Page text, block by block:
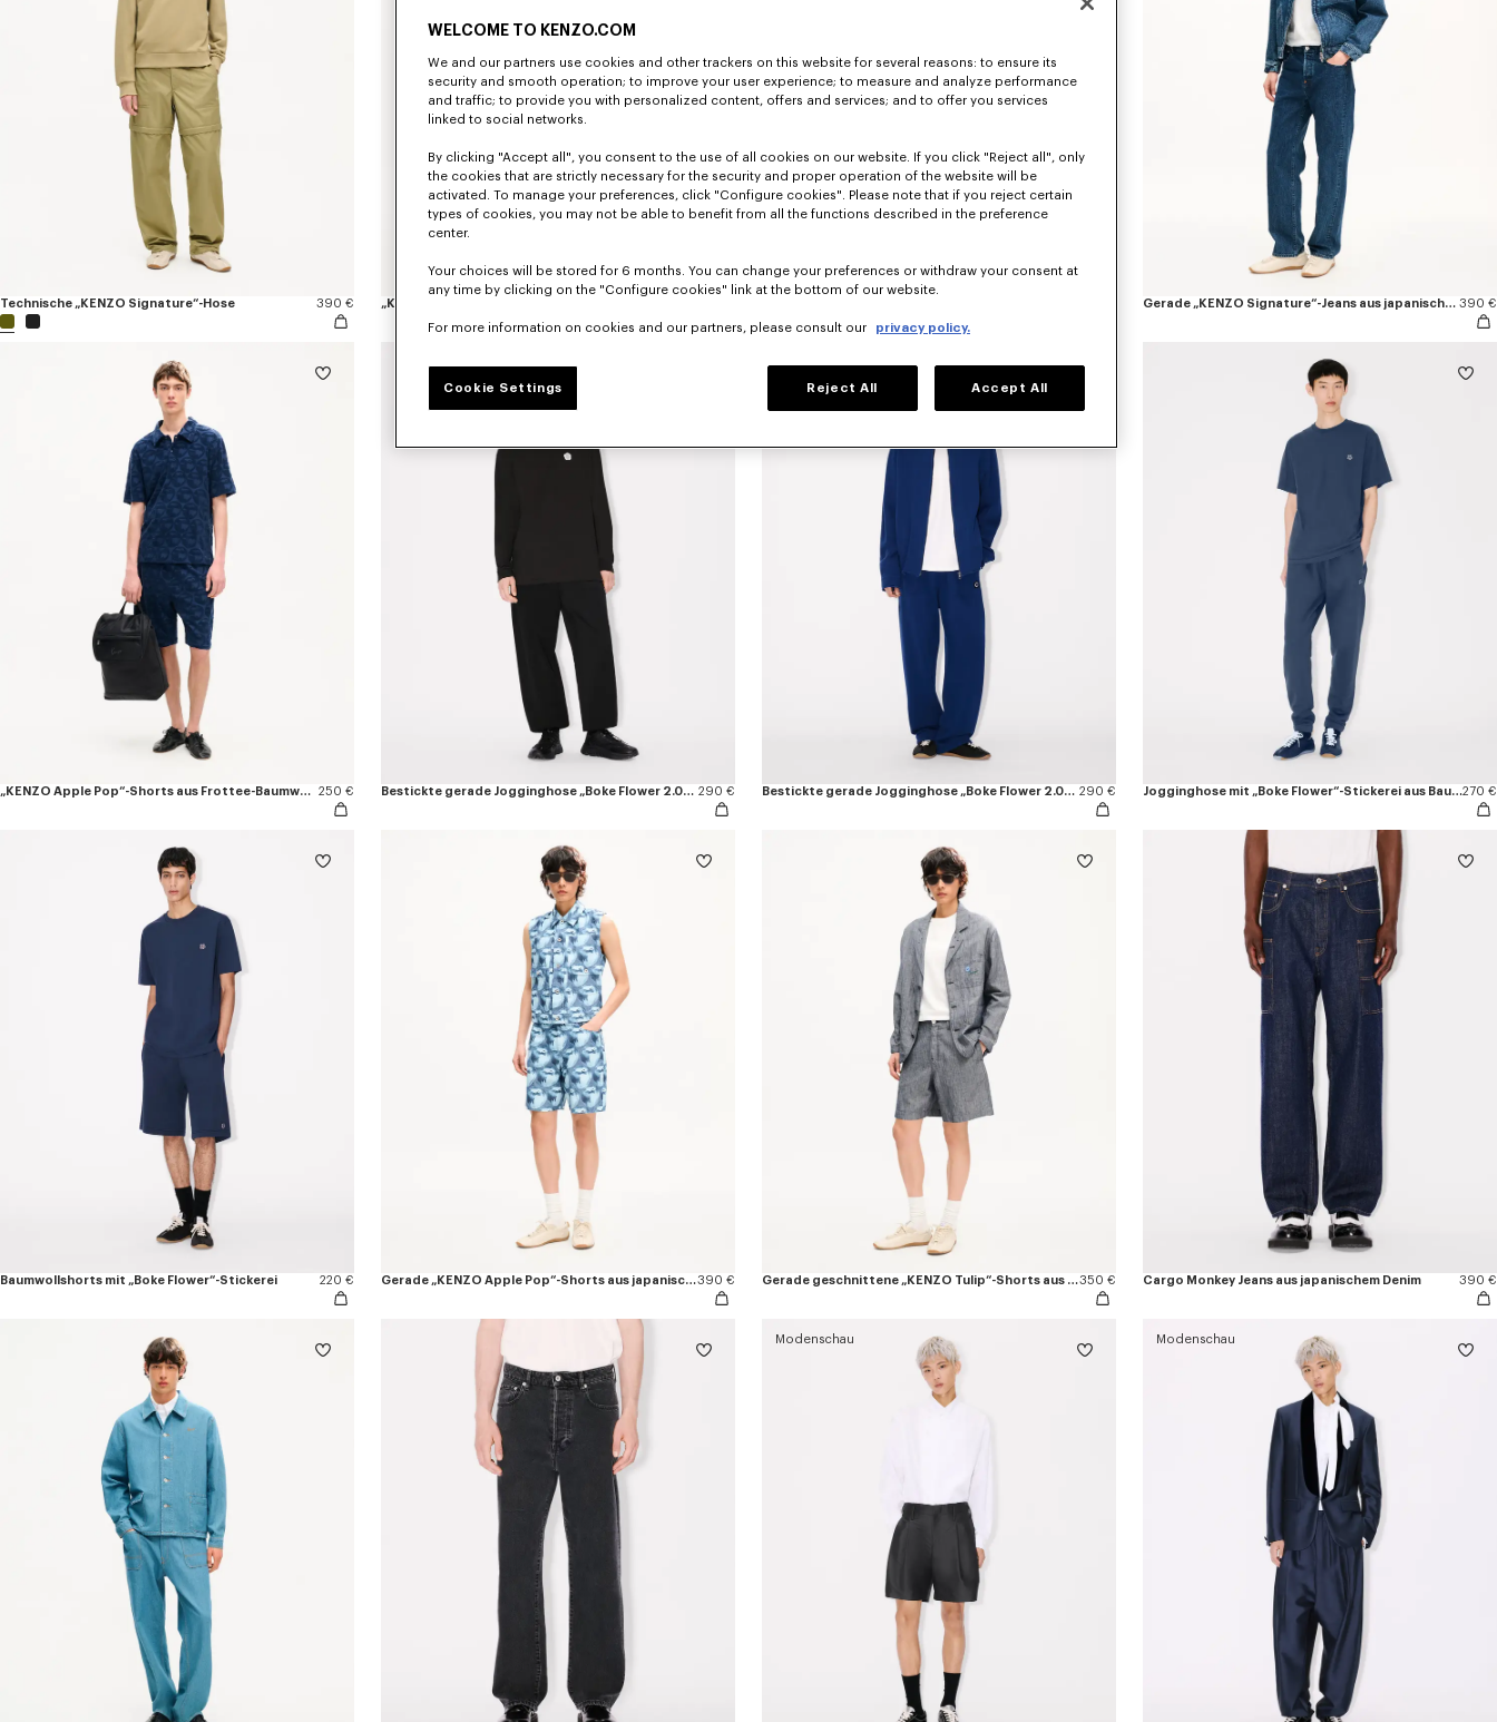
Technische „KENZO Signature“-Hose 390 € „KENZO Sounds“-Shorts mit Gummizug aus Seide Gerade „KENZO Signature“-Jeans aus japanischem Denim 390 €
„KENZO Apple Pop“-Shorts aus Frottee-Baumwolle 250 € Bestickte gerade Jogginghose „Boke Flower 2.0“ aus Baumwolle 290 € Bestickte gerade Jogginghose „Boke Flower 2.0“ aus Baumwolle 290 € Jogginghose mit „Boke Flower“-Stickerei aus Baumwolle270 €
Baumwollshorts mit „Boke Flower“-Stickerei 220 € Gerade „KENZO Apple Pop“-Shorts aus japanischem Denim390 € Gerade geschnittene „KENZO Tulip“-Shorts aus Baumwoll-Leinen350 € Cargo Monkey Jeans aus japanischem Denim 390 €
Modenschau Modenschau
WELCOME TO KENZO.COM
We and our partners use cookies and other trackers on this website for several reasons: to ensure its
security and smooth operation; to improve your user experience; to measure and analyze performance
and traffic; to provide you with personalized content, offers and services; and to offer you services
linked to social networks.
By clicking "Accept all", you consent to the use of all cookies on our website. If you click "Reject all", only
the cookies that are strictly necessary for the security and proper operation of the website will be
activated. To manage your preferences, click "Configure cookies". Please note that if you reject certain
types of cookies, you may not be able to benefit from all the functions described in the preference
center.
Your choices will be stored for 6 months. You can change your preferences or withdraw your consent at
any time by clicking on the "Configure cookies" link at the bottom of our website.
For more information on cookies and our partners, please consult our privacy policy.
Cookie Settings Reject All Accept All